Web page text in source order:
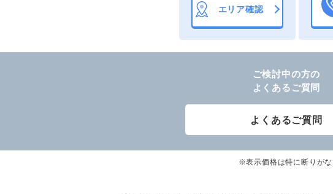
エリア確認
ご検討中の方の
よくあるご質問
よくあるご質問
※表示価格は特に断りがな